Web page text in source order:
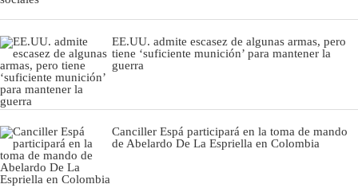
EE.UU. admite escasez de algunas armas, pero
tiene ‘suficiente munición’ para mantener la
guerra
Canciller Espá participará en la toma de mando
de Abelardo De La Espriella en Colombia